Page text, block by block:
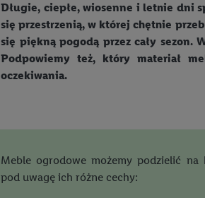
Długie, ciepłe, wiosenne i letnie dni
się przestrzenią, w której chętnie
się piękną pogodą przez cały
Podpowiemy też, który materiał
oczekiwania.
Meble ogrodowe możemy podzielić
pod uwagę ich różne cechy: